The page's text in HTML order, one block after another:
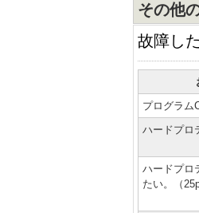
その他
故障し
プログラム
ハードプロ
ハードプロ
たい。（